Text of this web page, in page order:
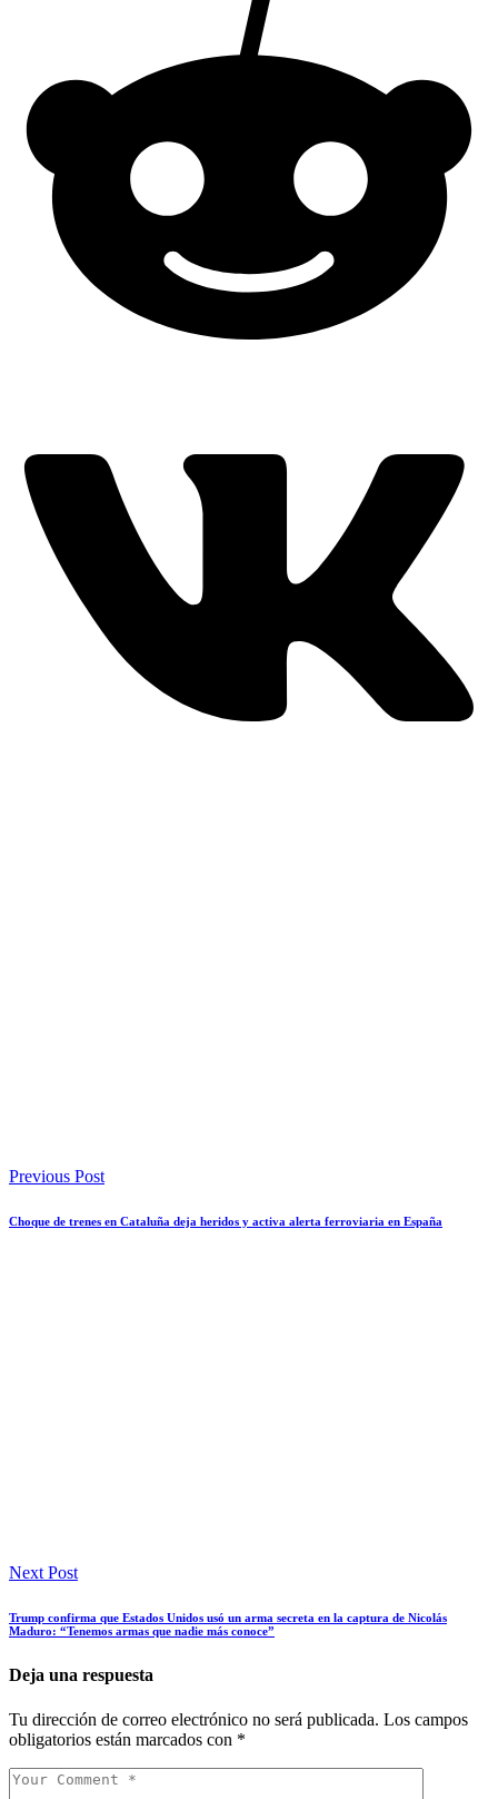
Previous Post
Choque de trenes en Cataluña deja heridos y activa alerta ferroviaria en España
Next Post
Trump confirma que Estados Unidos usó un arma secreta en la captura de Nicolás
Maduro: “Tenemos armas que nadie más conoce”
Deja una respuesta
Tu dirección de correo electrónico no será publicada. Los campos
obligatorios están marcados con *